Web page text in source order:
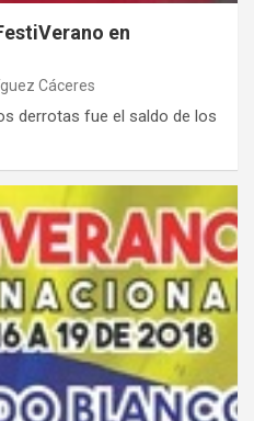
en
Cáceres
derrotas fue el saldo de los